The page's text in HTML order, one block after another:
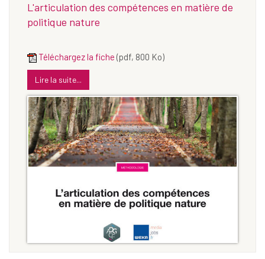
L'articulation des compétences en matière de
politique nature
Téléchargez la fiche (pdf, 800 Ko)
Lire la suite...